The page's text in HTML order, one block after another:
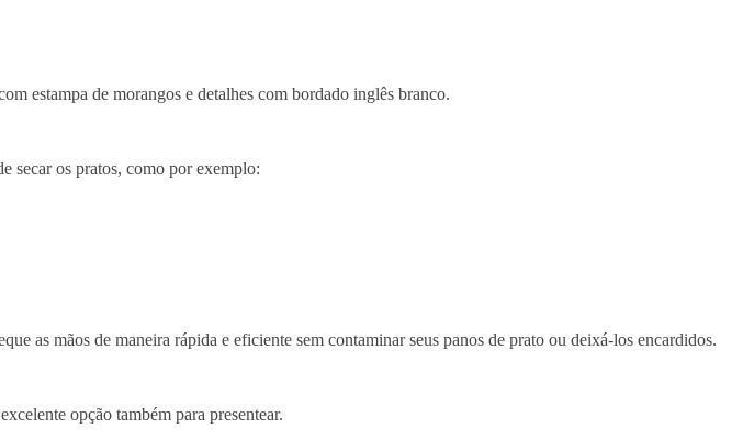
estampa de morangos e detalhes com bordado inglês branco.
secar os pratos, como por exemplo:
as mãos de maneira rápida e eficiente sem contaminar seus panos de prato ou deixá-los encardidos.
opção também para presentear.